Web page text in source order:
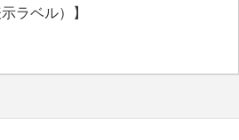
ラベル）】
素系漂白不可
干し